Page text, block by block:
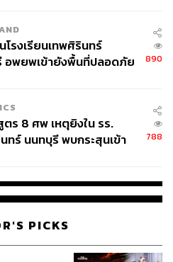
โรงเรียนเทพศิรินทร์
อพยพเข้ายังพื้นที่ปลอดภัย
890
ร 8 ศพ เหตุยิงใน รร.
ทร์ นนทบุรี พบกระสุนเข้า
788
PICKS